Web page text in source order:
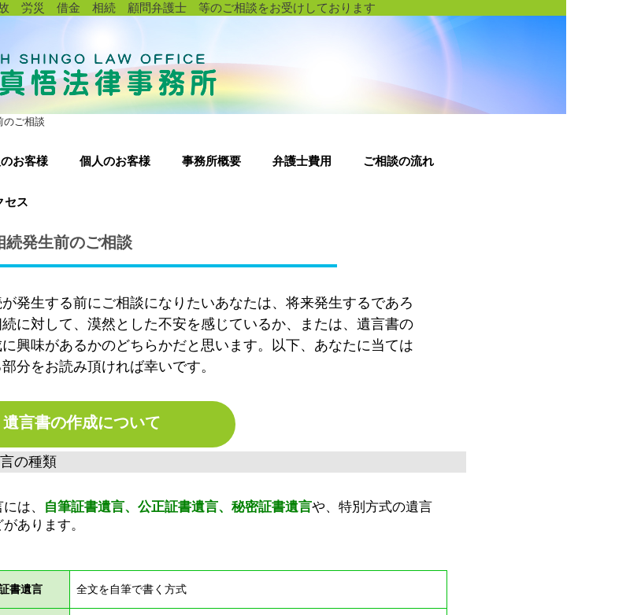
故 労災 借金 相続 顧問弁護士 等のご相談をお受けしております
のご相談
お客様 個人のお客様 事務所概要 弁護士費用 ご相談の流れ
セス
続発生前のご相談
発生する前にご相談になりたいあなたは、将来発生するであろ
続に対して、漠然とした不安を感じているか、または、遺言書の
興味があるかのどちらかだと思います。以下、あなたに当ては
部分をお読み頂ければ幸いです。
言書の作成について
の種類
は、 自筆証書遺言、公正証書遺言、秘密証書遺言や、特別方式の遺言
あります。
書遺言 全文を自筆で書く方式